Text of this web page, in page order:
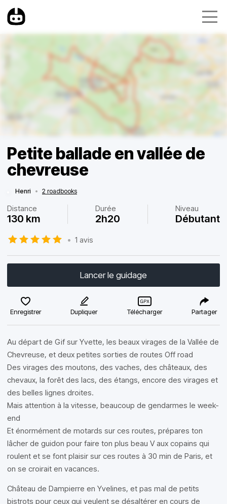
Petite ballade en vallée de
chevreuse
Henri • 2 roadbooks
Distance
130 km
Durée
2h20
Niveau
Débutant
• 1 avis
Lancer le guidage
Enregistrer Dupliquer Télécharger Partager
Au départ de Gif sur Yvette, les beaux virages de la Vallée de
Chevreuse, et deux petites sorties de routes Off road
Des virages des moutons, des vaches, des châteaux, des
chevaux, la forêt des lacs, des étangs, encore des virages et
des belles lignes droites.
Mais attention à la vitesse, beaucoup de gendarmes le week-
end
Et énormément de motards sur ces routes, prépares ton
lâcher de guidon pour faire ton plus beau V aux copains qui
roulent et se font plaisir sur ces routes à 30 min de Paris, et
on se croirait en vacances.
Château de Dampierre en Yvelines, et pas mal de petits
bistrots pour ceux qui veulent se désaltérer en cours de